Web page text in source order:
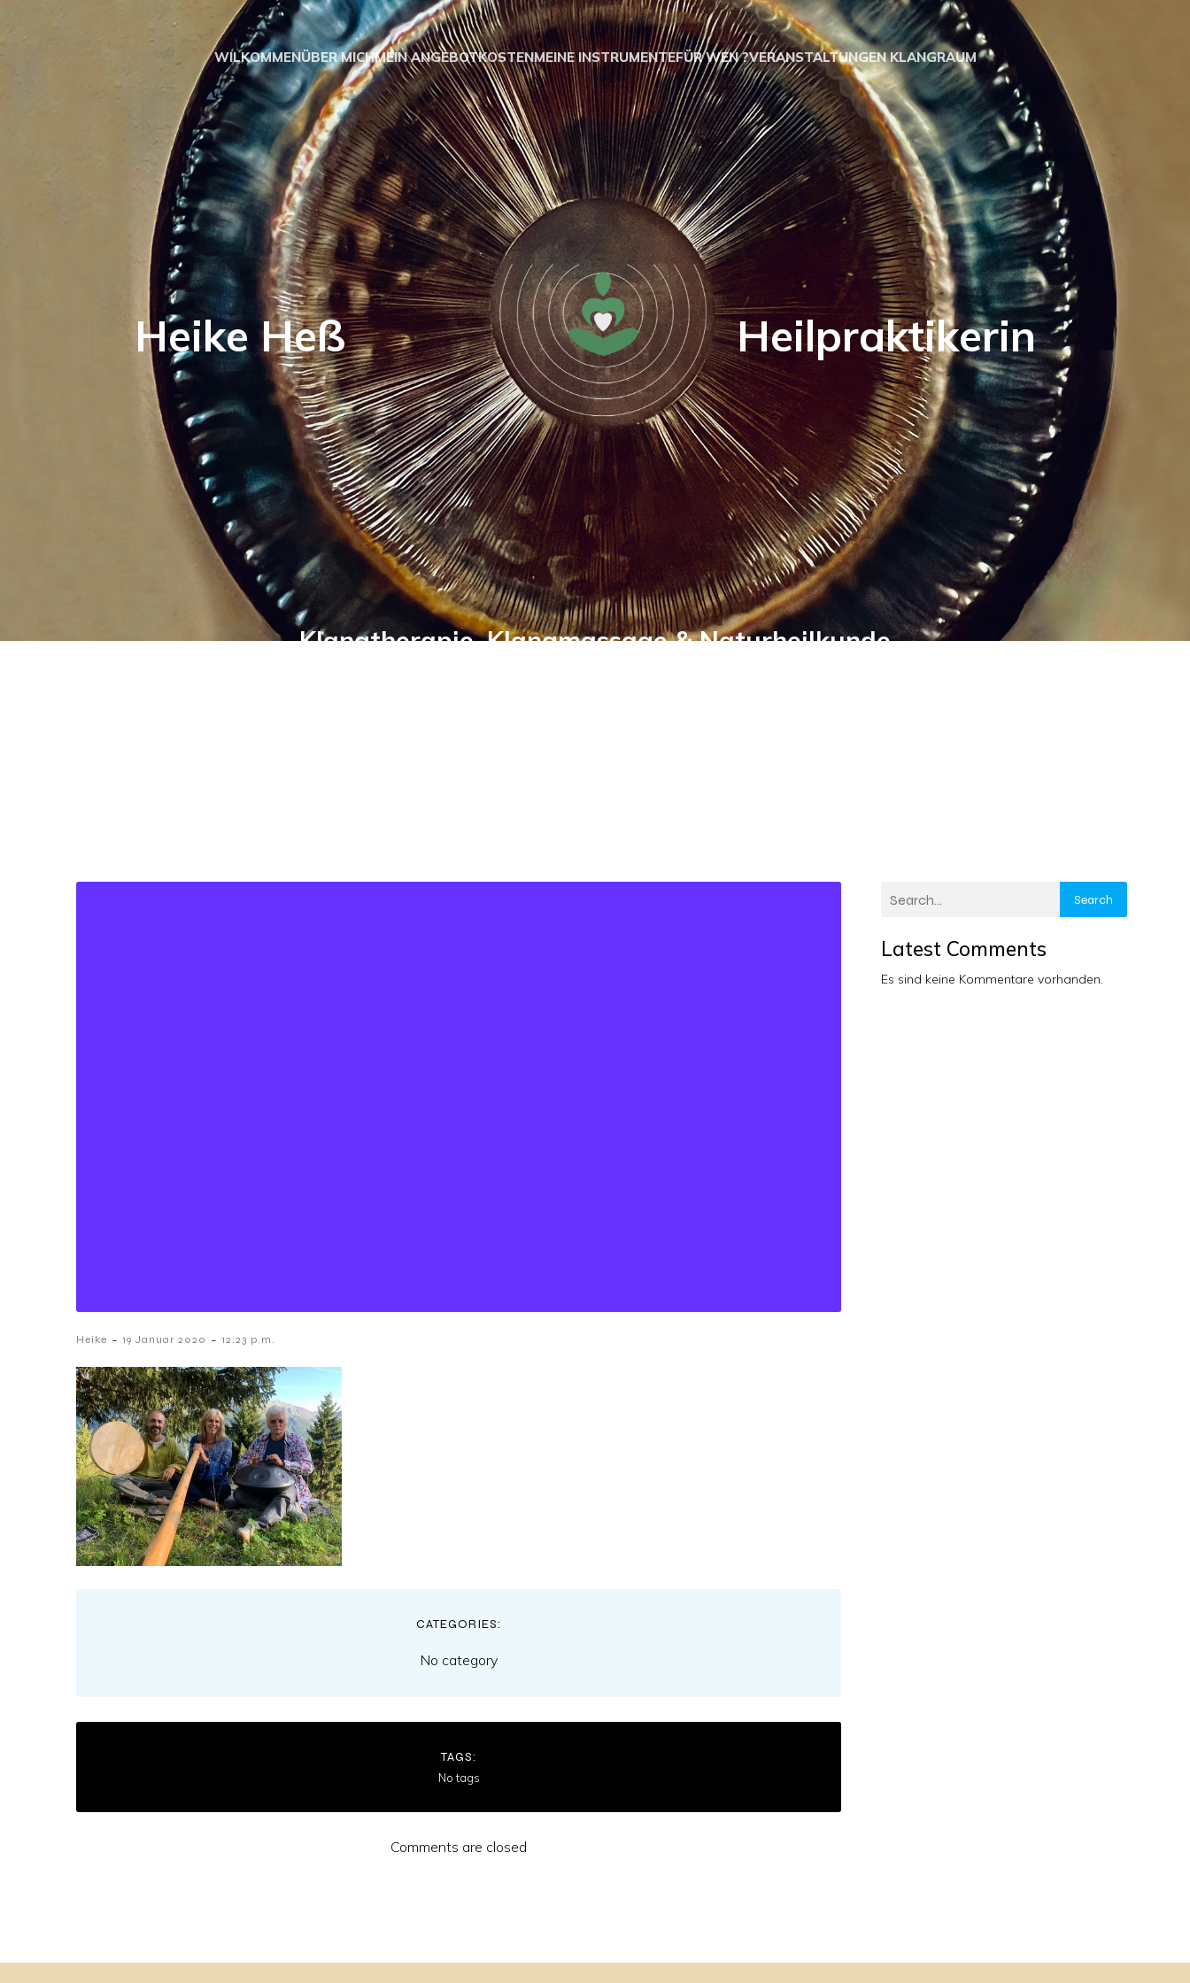
WILKOMMENÜBER MICHMEIN ANGEBOTKOSTENMEINE INSTRUMENTEFÜR WEN ?VERANSTALTUNGEN KLANGRAUM
Heike Heß Heilpraktikerin
Klangtherapie, Klangmassage & Naturheilkunde
Heike - 19 Januar 2020 - 12:23 p.m.
CATEGORIES:
No category
TAGS:
No tags
Comments are closed
Search
Latest Comments
Es sind keine Kommentare vorhanden.